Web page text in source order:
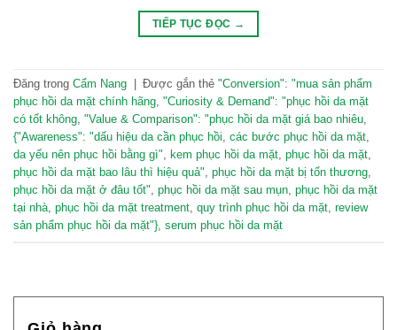
TIẾP TỤC ĐỌC →
Đăng trong Cẩm Nang Được gắn thẻ "Conversion": "mua sản phẩm
phục hồi da mặt chính hãng "Curiosity & Demand": "phục hồi da mặt
có tốt không "Value & Comparison": "phục hồi da mặt giá bao nhiêu
{"Awareness": "dấu hiệu da cần phục hồi các bước phục hồi da mặt
da yếu nên phục hồi bằng gì"
kem phục hồi da mặt phục hồi da mặt
phục hồi da mặt bao lâu thì hiệu quả" phục hồi da mặt bị tổn thương
phục hồi da mặt ở đâu tốt" phục hồi da mặt sau mụn phục hồi da mặt
tại nhà phục hồi da mặt treatment quy trình phục hồi da mặt review
sản phẩm phục hồi da mặt"} serum phục hồi da mặt